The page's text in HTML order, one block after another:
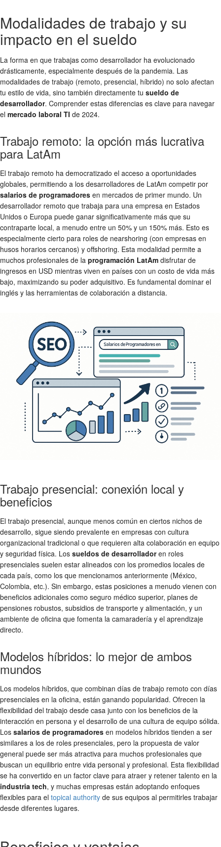
Modalidades de trabajo y su
impacto en el sueldo
La forma en que trabajas como desarrollador ha evolucionado
drásticamente, especialmente después de la pandemia. Las
modalidades de trabajo (remoto, presencial, híbrido) no solo afectan
tu estilo de vida, sino también directamente tu sueldo de
desarrollador. Comprender estas diferencias es clave para navegar
el mercado laboral TI de 2024.
Trabajo remoto: la opción más lucrativa
para LatAm
El trabajo remoto ha democratizado el acceso a oportunidades
globales, permitiendo a los desarrolladores de LatAm competir por
salarios de programadores en mercados de primer mundo. Un
desarrollador remoto que trabaja para una empresa en Estados
Unidos o Europa puede ganar significativamente más que su
contraparte local, a menudo entre un 50% y un 150% más. Esto es
especialmente cierto para roles de nearshoring (con empresas en
husos horarios cercanos) y offshoring. Esta modalidad permite a
muchos profesionales de la programación LatAm disfrutar de
ingresos en USD mientras viven en países con un costo de vida más
bajo, maximizando su poder adquisitivo. Es fundamental dominar el
inglés y las herramientas de colaboración a distancia.
Trabajo presencial: conexión local y
beneficios
El trabajo presencial, aunque menos común en ciertos nichos de
desarrollo, sigue siendo prevalente en empresas con cultura
organizacional tradicional o que requieren alta colaboración en equipo
y seguridad física. Los sueldos de desarrolladoren roles
presenciales suelen estar alineados con los promedios locales de
cada país, como los que mencionamos anteriormente (México,
Colombia, etc.). Sin embargo, estas posiciones a menudo vienen con
beneficios adicionales como seguro médico superior, planes de
pensiones robustos, subsidios de transporte y alimentación, y un
ambiente de oficina que fomenta la camaradería y el aprendizaje
directo.
Modelos híbridos: lo mejor de ambos
mundos
Los modelos híbridos, que combinan días de trabajo remoto con días
presenciales en la oficina, están ganando popularidad. Ofrecen la
flexibilidad del trabajo desde casa junto con los beneficios de la
interacción en persona y el desarrollo de una cultura de equipo sólida.
Los salarios de programadores en modelos híbridos tienden a ser
similares a los de roles presenciales, pero la propuesta de valor
general puede ser más atractiva para muchos profesionales que
buscan un equilibrio entre vida personal y profesional. Esta flexibilidad
se ha convertido en un factor clave para atraer y retener talento en la
industria tech, y muchas empresas están adoptando enfoques
flexibles para el topical authority de sus equipos al permitirles trabajar
desde diferentes lugares.